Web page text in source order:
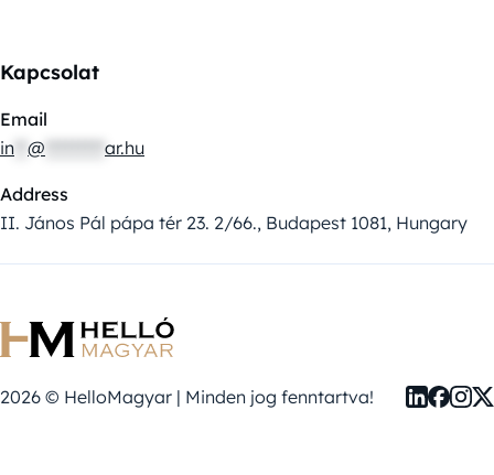
Kapcsolat
Email
in @ ar.hu
Address
II. János Pál pápa tér 23. 2/66., Budapest 1081, Hungary
2026 © HelloMagyar | Minden jog fenntartva!